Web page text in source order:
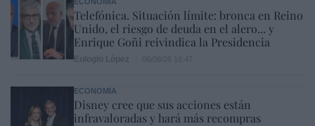
Telefónica. Situación límite: bronca en Reino
Unido, el riesgo de deuda en el alero... y
Enrique Goñi reivindica la Presidencia
ECONOMÍA
Disney cree que sus acciones están
infravaloradas y hará más recompras